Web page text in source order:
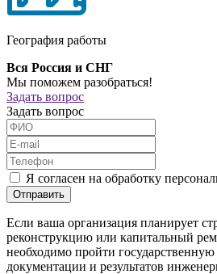
География работы
Вся Россия и СНГ
Мы поможем разобраться!
Задать вопрос
Задать вопрос
Я согласен на обработку
Отправить
Если ваша организация планирует
реконструкцию или капитальный
необходимо пройти
документации и результатов